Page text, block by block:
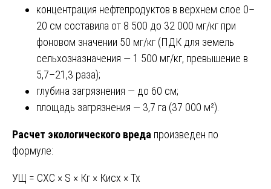
концентрация нефтепродуктов в верхнем слое 0–
20 см составила от 8 500 до 32 000 мг/кг при
фоновом значении 50 мг/кг (ПДК для земель
сельхозназначения — 1 500 мг/кг, превышение в
5,7–21,3 раза);
глубина загрязнения — до 60 см;
площадь загрязнения — 3,7 га (37 000 м²).
Расчет экологического вреда произведен по
формуле:
УЩ = СХС × S × Кг × Кисх × Тх